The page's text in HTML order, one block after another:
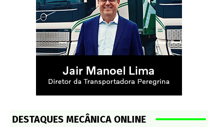
DESTAQUES MECÂNICA ONLINE